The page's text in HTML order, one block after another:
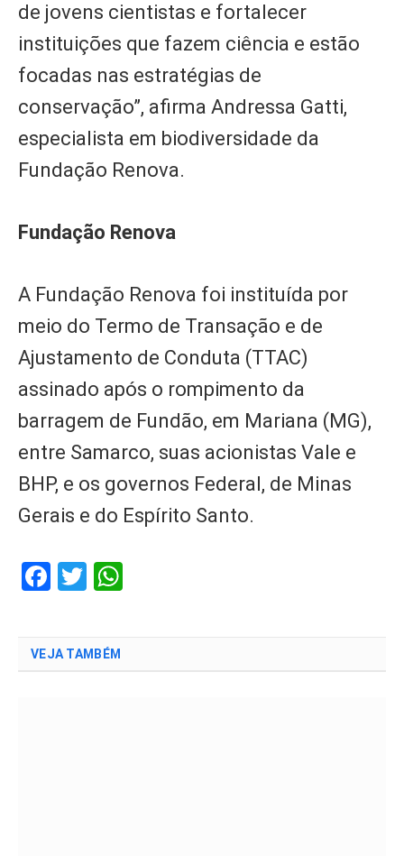
de jovens cientistas e fortalecer
instituições que fazem ciência e estão
focadas nas estratégias de
conservação”, afirma Andressa Gatti,
especialista em biodiversidade da
Fundação Renova.
Fundação Renova
A Fundação Renova foi instituída por
meio do Termo de Transação e de
Ajustamento de Conduta (TTAC)
assinado após o rompimento da
barragem de Fundão, em Mariana (MG),
entre Samarco, suas acionistas Vale e
BHP, e os governos Federal, de Minas
Gerais e do Espírito Santo.
Facebook
Twitter
VEJA TAMBÉM